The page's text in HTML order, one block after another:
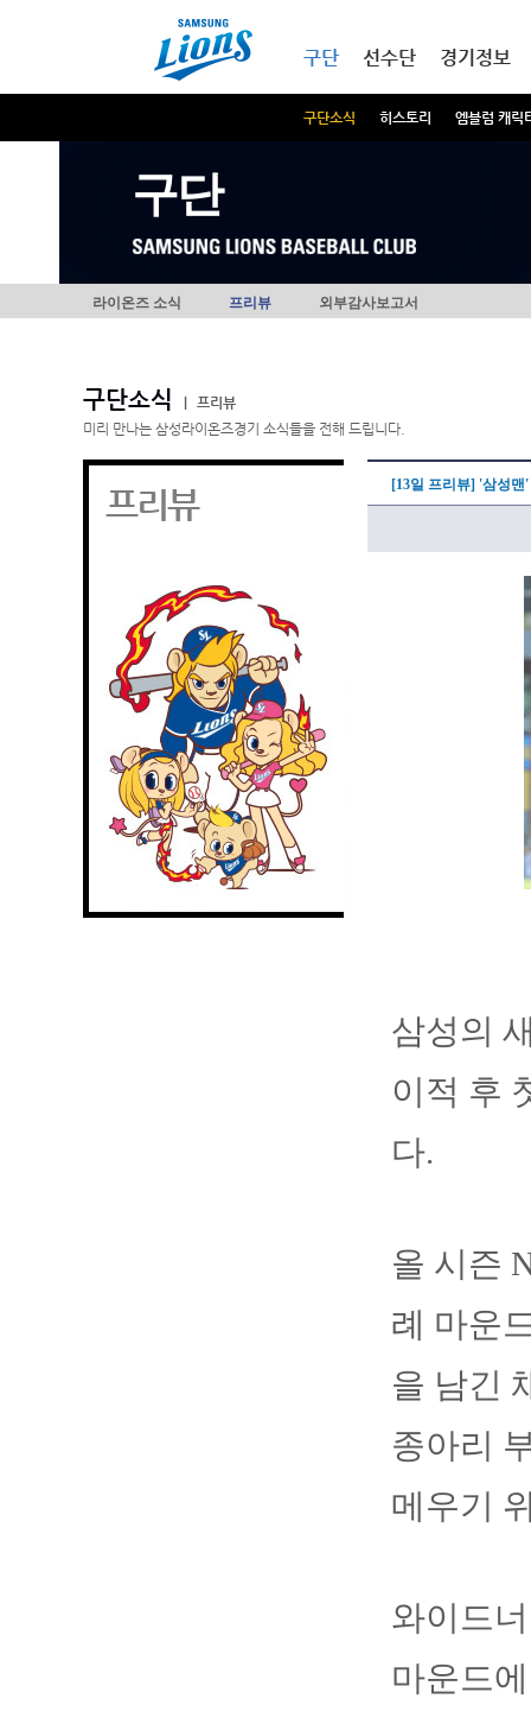
구단
구단소식 히스토리 엠블럼 캐릭
선수단 경기정보
구단
라이온즈 소식 프리뷰 외부감사보고서
구단소식
프리뷰
미리 만나는 삼성라이온즈경기 소식들을 전해 드립니다.
프리뷰 [13일 프리뷰] '삼성맨
삼성의
이적 후
다.
올 시즌
례 마운
을 남긴
종아리
메우기
와이드
마운드